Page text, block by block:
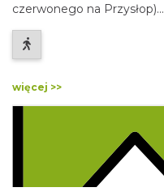
czerwonego na Przysłop)...
więcej >>